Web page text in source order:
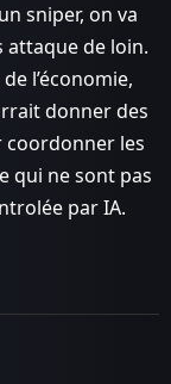
sniper, on va
de loin.
l’économie,
donner des
coordonner les
qui ne sont pas
par IA.